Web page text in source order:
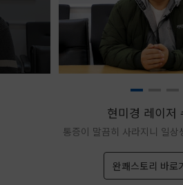
현미경 레이저
통증이 말끔히 사라지니 일상
완쾌스토리 바로